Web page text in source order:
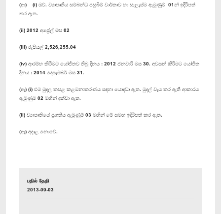
(ආ) (i) ඔව්. ව්‍යාපෘතිය සම්බන්ධ පසුබිම් වාර්තාව හා සැලැස්ම ඇමුණුම් 01න් ඉදිරිපත්
කර ඇත.
(ii) 2012 අප්‍රේල් මස 02
(iii) රුපියල් 2,526,255.04
(iv) ආරම්භ කිරීමට යෝජිතව තිබූ දිනය : 2012 ජනවාරි මස 30. අවසන් කිරීමට යෝජිත
දිනය : 2014 දෙසැම්බර් මස 31.
(ඇ) (i) එම මුදල කසළ කළමනාකරණය සඳහා යොදවා ඇත. මුදල් වැය කර ඇති ආකාරය
ඇමුණුම 02 මඟින් දක්වා ඇත.
(ii) ව්‍යාපෘතියේ ප්‍රගතිය ඇමුණුම් 03 මඟින් මේ සමඟ ඉදිරිපත් කර ඇත.
(ඈ) අදාළ නොවේ.
பதில் தேதி
2013-09-03